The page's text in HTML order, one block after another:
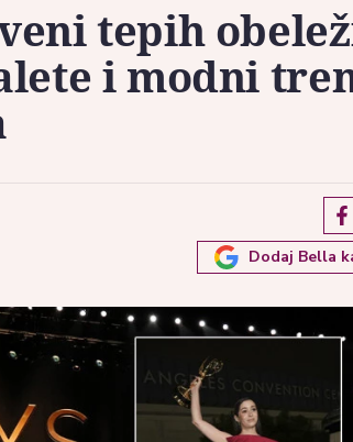
tepih
i modni
Dodaj Bella